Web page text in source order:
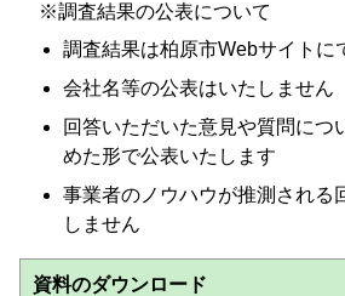
※調査結果の公表について
調査結果は柏原市Webサイトに
会社名等の公表はいたしません
回答いただいた意見や質問につ
めた形で公表いたします
事業者のノウハウが推測される
しません
資料のダウンロード